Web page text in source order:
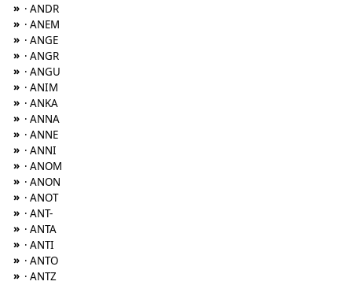
» · ANDR
» · ANEM
» · ANGE
» · ANGR
» · ANGU
» · ANIM
» · ANKA
» · ANNA
» · ANNE
» · ANNI
» · ANOM
» · ANON
» · ANOT
» · ANT-
» · ANTA
» · ANTI
» · ANTO
» · ANTZ